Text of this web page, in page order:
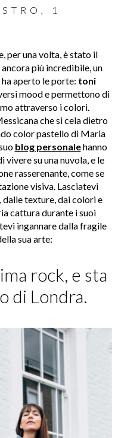
,
1
per una volta, è stato il
più incredibile, un
aperto le porte: toni
mood e permettono di
attraverso i colori.
che si cela dietro
color pastello di Maria
blog personalehanno
vivere su una nuvola, e le
rasserenante, come se
visiva. Lasciatevi
texture, dai colori e
cattura durante i suoi
ingannare dalla fragile
sua arte:
rock, e sta
di Londra.